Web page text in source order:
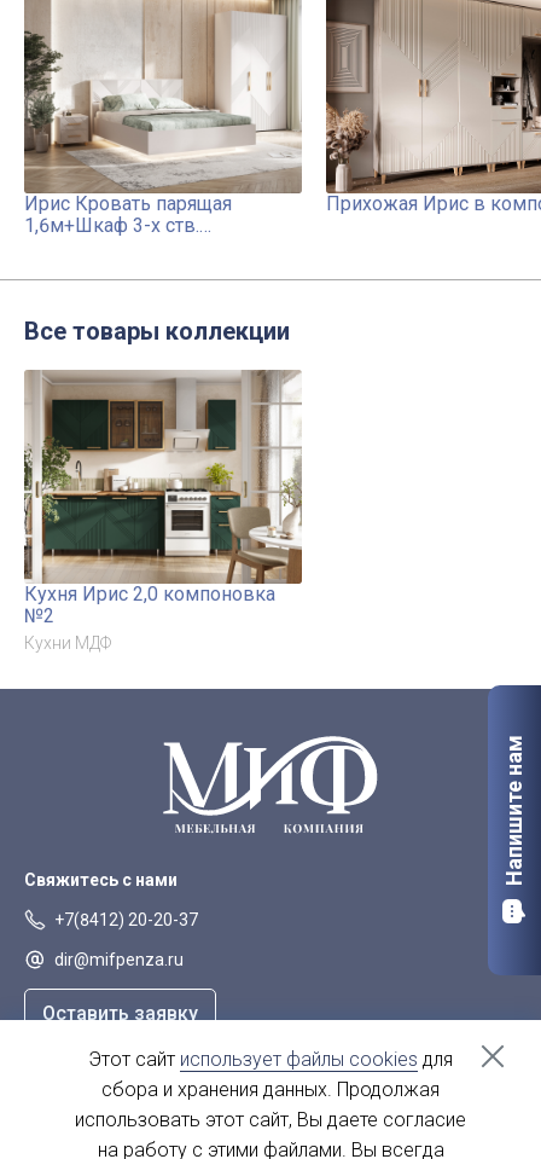
Ирис Кровать парящая
1,6м+Шкаф 3-х ств.
Прихожая Ирис в
Все товары коллекции
Кухня Ирис 2,0 компоновка
№2
Кухни МДФ
Свяжитесь с нами
+7(8412) 20-20-37
dir@mifpenza.ru
Оставить заявку
г. Пенза, ул. Аустрина, 139а
пн-пт - с 9.00-18.00
Напишите нам
Этот сайт использует файлы cookies для
сбора и хранения данных. Продолжая
использовать этот сайт, Вы даете согласие
на работу с этими файлами. Вы всегда